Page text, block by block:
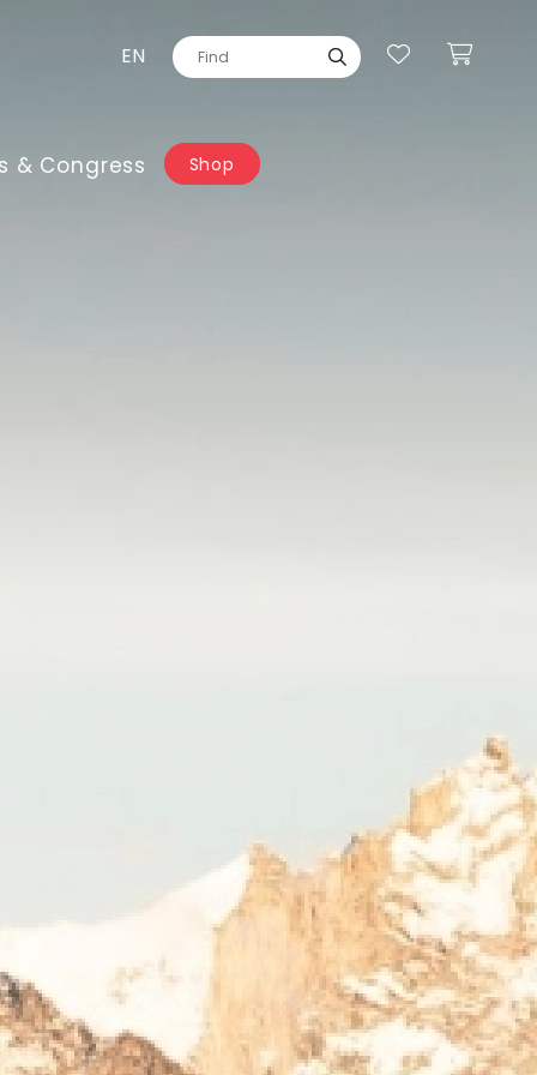
EN
& Congress Shop